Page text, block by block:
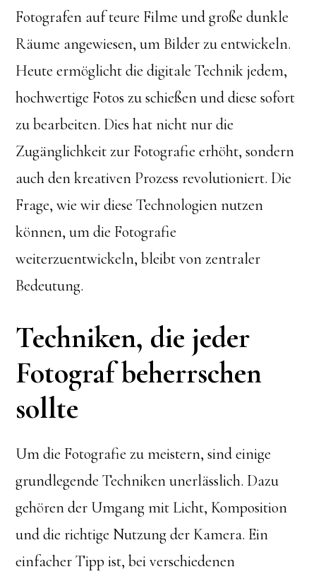
Fotografen auf teure Filme und große dunkle
Räume angewiesen, um Bilder zu entwickeln.
Heute ermöglicht die digitale Technik jedem,
hochwertige Fotos zu schießen und diese sofort
zu bearbeiten. Dies hat nicht nur die
Zugänglichkeit zur Fotografie erhöht, sondern
auch den kreativen Prozess revolutioniert. Die
Frage, wie wir diese Technologien nutzen
können, um die Fotografie
weiterzuentwickeln, bleibt von zentraler
Bedeutung.
Techniken, die jeder
Fotograf beherrschen
sollte
Um die Fotografie zu meistern, sind einige
grundlegende Techniken unerlässlich. Dazu
gehören der Umgang mit Licht, Komposition
und die richtige Nutzung der Kamera. Ein
einfacher Tipp ist, bei verschiedenen